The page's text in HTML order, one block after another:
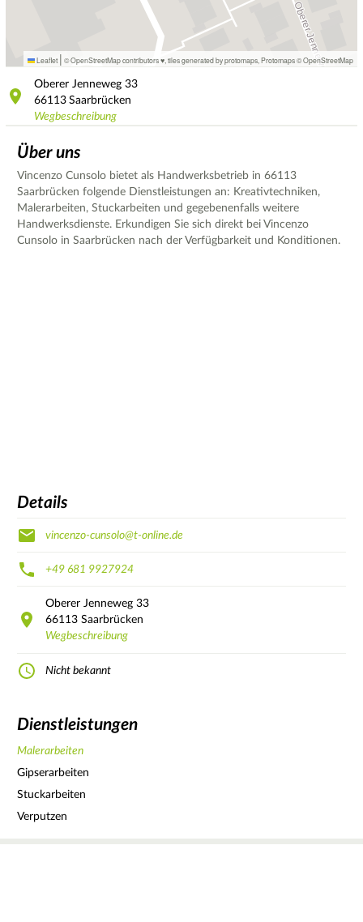
Leaflet | © OpenStreetMap contributors ♥, tiles generated by protomaps Protomaps©OpenStreetMap
Oberer Jenneweg 33
66113 Saarbrücken
Wegbeschreibung
Über uns
Vincenzo Cunsolo bietet als Handwerksbetrieb in 66113
Saarbrücken folgende Dienstleistungen an: Kreativtechniken,
Malerarbeiten, Stuckarbeiten und gegebenenfalls weitere
Handwerksdienste. Erkundigen Sie sich direkt bei Vincenzo
Cunsolo in Saarbrücken nach der Verfügbarkeit und Konditionen.
Details
vincenzo-cunsolo@t-online.de
+49 681 9927924
Oberer Jenneweg 33
66113 Saarbrücken
Wegbeschreibung
Nicht bekannt
Dienstleistungen
Malerarbeiten
Gipserarbeiten
Stuckarbeiten
Verputzen